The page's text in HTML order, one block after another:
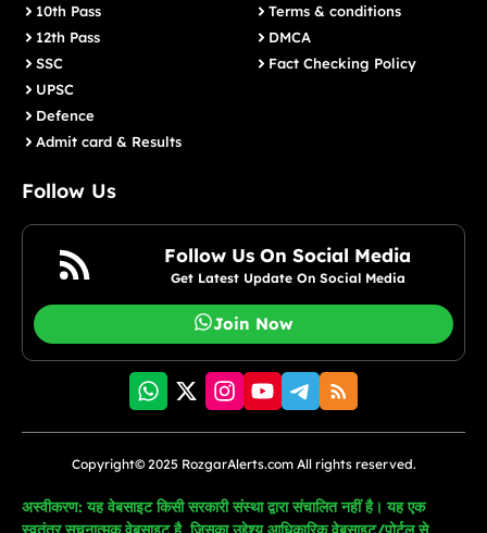
10th Pass
12th Pass
SSC
UPSC
Defence
Admit card & Results
Terms & conditions
DMCA
Fact Checking Policy
Follow Us
Follow Us On Social Media
Get Latest Update On Social Media
Join Now
Copyright© 2025 RozgarAlerts.com All rights reserved.
अस्वीकरण: यह वेबसाइट किसी सरकारी संस्था द्वारा संचालित नहीं है। यह एक